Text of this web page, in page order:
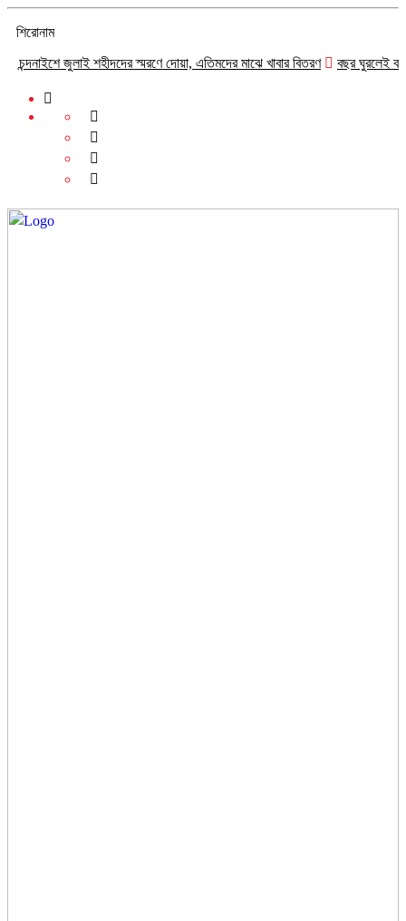
শিরোনাম
জুলাই শহীদদের স্মরণে দোয়া, এতিমদের মাঝে খাবার বিতরণ
বছর ঘুরলেই বন্যা-